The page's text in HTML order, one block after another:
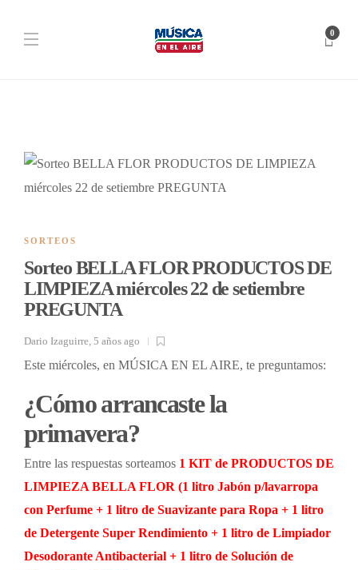
0
SORTEOS
Sorteo BELLA FLOR PRODUCTOS DE
LIMPIEZA miércoles 22 de setiembre
PREGUNTA
Dario Izaguirre, 5 años ago
Este miércoles, en MÚSICA EN EL AIRE, te preguntamos:
¿Cómo arrancaste la
primavera?
Entre las respuestas sorteamos 1 KIT de PRODUCTOS DE
LIMPIEZA BELLA FLOR (1 litro Jabón p/lavarropa
con Perfume + 1 litro de Suavizante para Ropa + 1 litro
de Detergente Super Rendimiento + 1 litro de Limpiador
Desodorante Antibacterial + 1 litro de Solución de